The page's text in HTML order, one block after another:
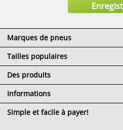
Marques de pneus
Tailles populaires
Des produits
Informations
Simple et facile à payer!